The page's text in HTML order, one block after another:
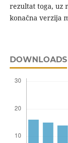
rezultat toga, uz
konačna verzija
DOWNLOADS